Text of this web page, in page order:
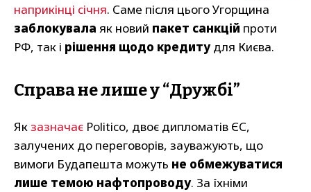
наприкінці січня. Саме після цього Угорщина
заблокувала як новий пакет санкцій проти
РФ, так і рішення щодо кредитудля Києва.
Справа не лише у “Дружбі”
Якзазначає Politico, двоє дипломатів ЄС,
залучених до переговорів, зауважують, що
вимоги Будапешта можуть не обмежуватися
лише темою нафтопроводу. За їхніми